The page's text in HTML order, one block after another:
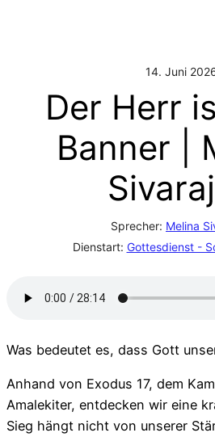
14. Juni
Der Herr
Banner |
Sprecher: Melina
Dienstart: Gottesdienst -
Was bedeutet es, dass Gott
Anhand von Exodus 17, dem
Amalekiter, entdecken wir eine
Sieg hängt nicht von unserer